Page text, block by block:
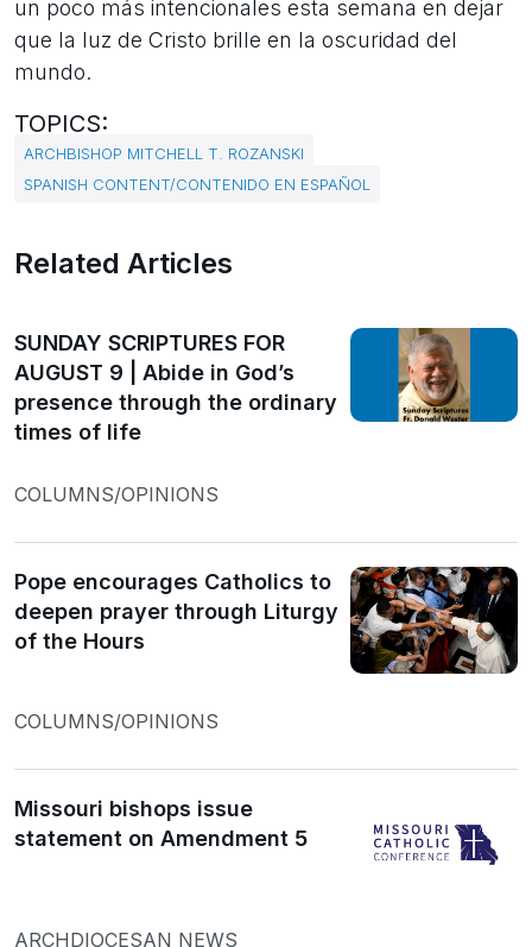
un poco más intencionales esta semana en dejar
que la luz de Cristo brille en la oscuridad del
mundo.
TOPICS:
ARCHBISHOP MITCHELL T. ROZANSKI
SPANISH CONTENT/CONTENIDO EN ESPAÑOL
Related Articles
SUNDAY SCRIPTURES FOR
AUGUST 9 | Abide in God’s
presence through the ordinary
times of life
COLUMNS/OPINIONS
Pope encourages Catholics to
deepen prayer through Liturgy
of the Hours
COLUMNS/OPINIONS
Missouri bishops issue
statement on Amendment 5
ARCHDIOCESAN NEWS